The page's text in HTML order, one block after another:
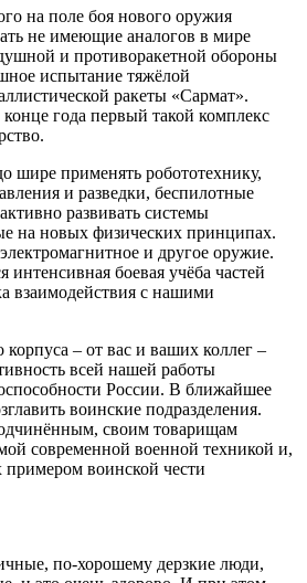
на поле боя нового оружия
не имеющие аналогов в мире
и противоракетной обороны
испытание тяжёлой
ракеты «Сармат».
года первый такой комплекс
шире применять робототехнику,
и разведки, беспилотные
развивать системы
на новых физических принципах.
и другое оружие.
боевая учёба частей
взаимодействия с нашими
– от вас и ваших коллег –
всей нашей работы
России. В ближайшее
воинские подразделения.
своим товарищам
современной военной техникой и,
примером воинской чести
по-хорошему дерзкие люди,